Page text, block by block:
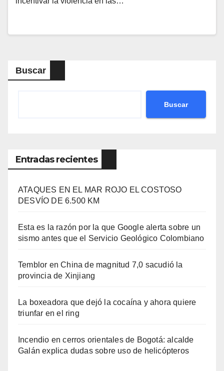
Buscar
Buscar
Entradas recientes
ATAQUES EN EL MAR ROJO EL COSTOSO
DESVÍO DE 6.500 KM
Esta es la razón por la que Google alerta sobre un
sismo antes que el Servicio Geológico Colombiano
Temblor en China de magnitud 7,0 sacudió la
provincia de Xinjiang
La boxeadora que dejó la cocaína y ahora quiere
triunfar en el ring​
Incendio en cerros orientales de Bogotá: alcalde
Galán explica dudas sobre uso de helicópteros